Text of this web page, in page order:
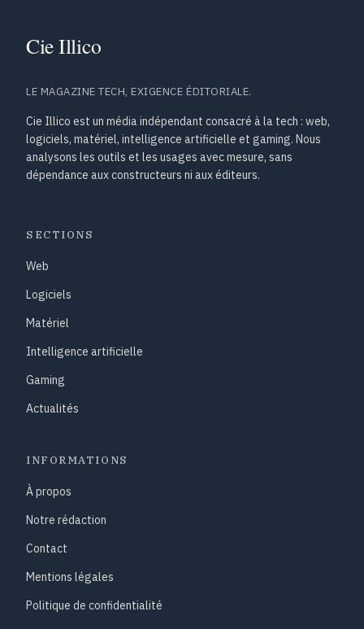
LE MAGAZINE TECH, EXIGENCE ÉDITORIALE.
Cie Illico est un média indépendant consacré à la tech : web,
logiciels, matériel, intelligence artificielle et gaming. Nous
analysons les outils et les usages avec mesure, sans
dépendance aux constructeurs ni aux éditeurs.
SECTIONS
Web
Logiciels
Matériel
Intelligence artificielle
Gaming
Actualités
INFORMATIONS
À propos
Notre rédaction
Contact
Mentions légales
Politique de confidentialité